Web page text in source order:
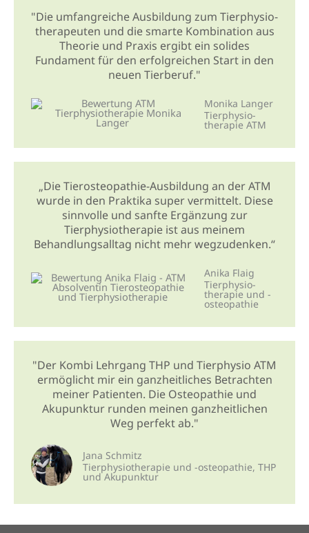
"Die umfangreiche Ausbildung zum Tierphysio­
therapeuten und die smarte Kombination aus
Theorie und Praxis ergibt ein solides
Fundament für den erfolgreichen Start in den
neuen Tierberuf."
Monika Langer
Tierphysio­
therapie ATM
„Die Tierosteopathie-Ausbildung an der ATM
wurde in den Praktika super vermittelt. Diese
sinnvolle und sanfte Ergänzung zur
Tierphysiotherapie ist aus meinem
Behandlungsalltag nicht mehr wegzudenken.“
Anika Flaig
Tierphysio­
therapie und -
osteopathie
"Der Kombi Lehrgang THP und Tierphysio ATM
ermöglicht mir ein ganzheitliches Betrachten
meiner Patienten. Die Osteopathie und
Akupunktur runden meinen ganzheitlichen
Weg perfekt ab."
Jana Schmitz
Tierphysio­therapie und -osteopathie, THP
und Akupunktur